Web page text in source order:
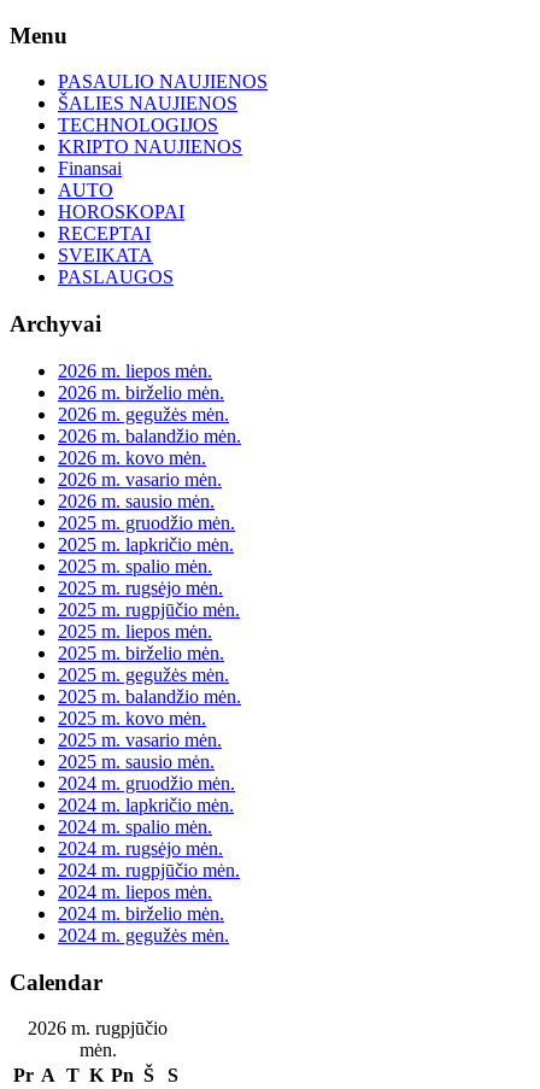
Skip
content
Menu
PASAULIO NAUJIENOS
ŠALIES NAUJIENOS
TECHNOLOGIJOS
KRIPTO NAUJIENOS
Finansai
AUTO
HOROSKOPAI
RECEPTAI
SVEIKATA
PASLAUGOS
Archyvai
2026 m. liepos mėn.
2026 m. birželio mėn.
2026 m. gegužės mėn.
2026 m. balandžio mėn.
2026 m. kovo mėn.
2026 m. vasario mėn.
2026 m. sausio mėn.
2025 m. gruodžio mėn.
2025 m. lapkričio mėn.
2025 m. spalio mėn.
2025 m. rugsėjo mėn.
2025 m. rugpjūčio mėn.
2025 m. liepos mėn.
2025 m. birželio mėn.
2025 m. gegužės mėn.
2025 m. balandžio mėn.
2025 m. kovo mėn.
2025 m. vasario mėn.
2025 m. sausio mėn.
2024 m. gruodžio mėn.
2024 m. lapkričio mėn.
2024 m. spalio mėn.
2024 m. rugsėjo mėn.
2024 m. rugpjūčio mėn.
2024 m. liepos mėn.
2024 m. birželio mėn.
2024 m. gegužės mėn.
Calendar
2026 m. rugpjūčio
mėn.
Pr A T K Pn Š
S